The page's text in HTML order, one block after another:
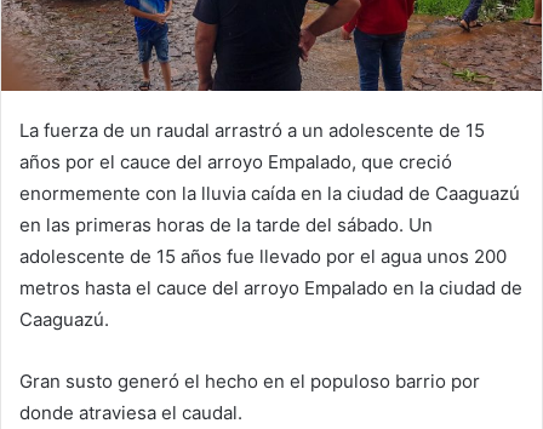
La fuerza de un raudal arrastró a un adolescente de 15
años por el cauce del arroyo Empalado, que creció
enormemente con la lluvia caída en la ciudad de Caaguazú
en las primeras horas de la tarde del sábado. Un
adolescente de 15 años fue llevado por el agua unos 200
metros hasta el cauce del arroyo Empalado en la ciudad de
Caaguazú.
Gran susto generó el hecho en el populoso barrio por
donde atraviesa el caudal.